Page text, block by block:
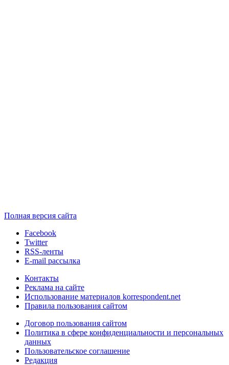
Полная версия сайта
Facebook
Twitter
RSS-ленты
E-mail рассылка
Контакты
Реклама на сайте
Использование материалов korrespondent.net
Правила пользования сайтом
Договор пользования сайтом
Политика в сфере конфиденциальности и персональных
данных
Пользовательское соглашение
Редакция